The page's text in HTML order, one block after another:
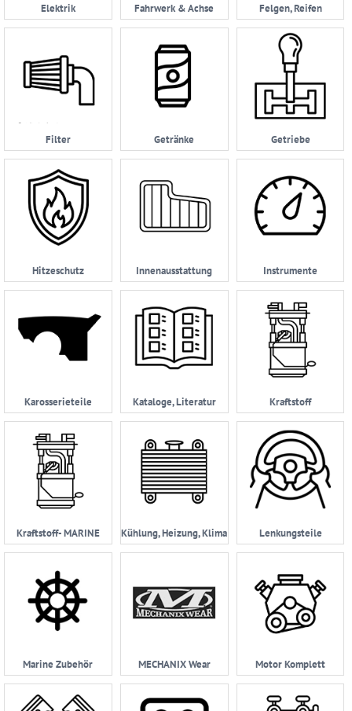
Elektrik Fahrwerk & Achse Felgen, Reifen
Filter Getränke Getriebe
Hitzeschutz Innenausstattung Instrumente
Karosserieteile Kataloge, Literatur Kraftstoff
Kraftstoff- MARINE Kühlung, Heizung, Klima Lenkungsteile
Marine Zubehör MECHANIX Wear Motor Komplett